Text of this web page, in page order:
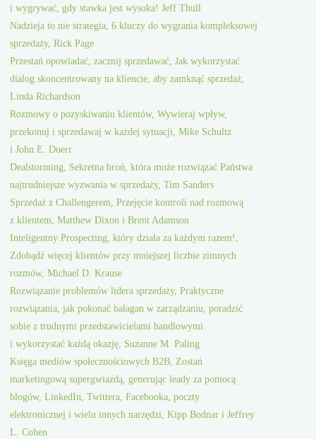
i wygrywać, gdy stawka jest wysoka! Jeff Thull
Nadzieja to nie strategia, 6 kluczy do wygrania kompleksowej
sprzedaży, Rick Page
Przestań opowiadać, zacznij sprzedawać, Jak wykorzystać
dialog skoncentrowany na kliencie, aby zamknąć sprzedaż,
Linda Richardson
Rozmowy o pozyskiwaniu klientów, Wywieraj wpływ,
przekonuj i sprzedawaj w każdej sytuacji, Mike Schultz
i John E. Doerr
Dealstorming, Sekretna broń, która może rozwiązać Państwa
najtrudniejsze wyzwania w sprzedaży, Tim Sanders
Sprzedaż z Challengerem, Przejęcie kontroli nad rozmową
z klientem, Matthew Dixon i Brent Adamson
Inteligentny Prospecting, który działa za każdym razem!,
Zdobądź więcej klientów przy mniejszej liczbie zimnych
rozmów, Michael D. Krause
Rozwiązanie problemów lidera sprzedaży, Praktyczne
rozwiązania, jak pokonać bałagan w zarządzaniu, poradzić
sobie z trudnymi przedstawicielami handlowymi
i wykorzystać każdą okazję, Suzanne M. Paling
Księga mediów społecznościowych B2B, Zostań
marketingową supergwiazdą, generując leady za pomocą
blogów, LinkedIn, Twittera, Facebooka, poczty
elektronicznej i wielu innych narzędzi, Kipp Bodnar i Jeffrey
L. Cohen